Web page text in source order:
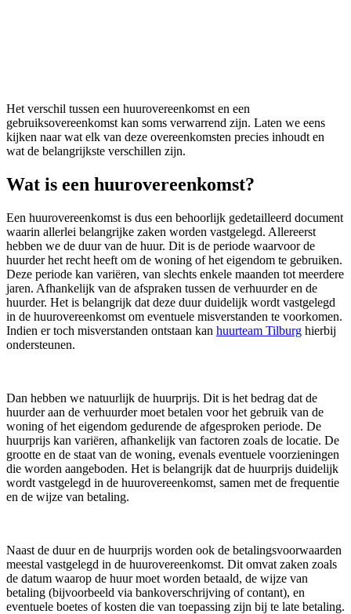
Het verschil tussen een huurovereenkomst en een
gebruiksovereenkomst kan soms verwarrend zijn. Laten we eens
kijken naar wat elk van deze overeenkomsten precies inhoudt en
wat de belangrijkste verschillen zijn.
Wat is een huurovereenkomst?
Een huurovereenkomst is dus een behoorlijk gedetailleerd document
waarin allerlei belangrijke zaken worden vastgelegd. Allereerst
hebben we de duur van de huur. Dit is de periode waarvoor de
huurder het recht heeft om de woning of het eigendom te gebruiken.
Deze periode kan variëren, van slechts enkele maanden tot meerdere
jaren. Afhankelijk van de afspraken tussen de verhuurder en de
huurder. Het is belangrijk dat deze duur duidelijk wordt vastgelegd
in de huurovereenkomst om eventuele misverstanden te voorkomen.
Indien er toch misverstanden ontstaan kan huurteam Tilburg hierbij
ondersteunen.
Dan hebben we natuurlijk de huurprijs. Dit is het bedrag dat de
huurder aan de verhuurder moet betalen voor het gebruik van de
woning of het eigendom gedurende de afgesproken periode. De
huurprijs kan variëren, afhankelijk van factoren zoals de locatie. De
grootte en de staat van de woning, evenals eventuele voorzieningen
die worden aangeboden. Het is belangrijk dat de huurprijs duidelijk
wordt vastgelegd in de huurovereenkomst, samen met de frequentie
en de wijze van betaling.
Naast de duur en de huurprijs worden ook de betalingsvoorwaarden
meestal vastgelegd in de huurovereenkomst. Dit omvat zaken zoals
de datum waarop de huur moet worden betaald, de wijze van
betaling (bijvoorbeeld via bankoverschrijving of contant), en
eventuele boetes of kosten die van toepassing zijn bij te late betaling.